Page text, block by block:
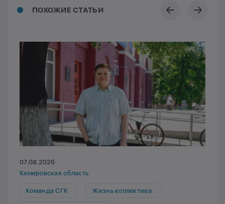
ПОХОЖИЕ СТАТЬИ
07.08.2026
Кемеровская область
Команда СГК Жизнь коллектива